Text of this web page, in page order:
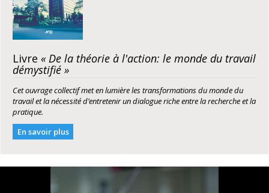
Livre « De la théorie à l'action: le monde du travail
démystifié »
Cet ouvrage collectif met en lumière les transformations du monde du
travail et la nécessité d’entretenir un dialogue riche entre la recherche et la
pratique.
En savoir plus